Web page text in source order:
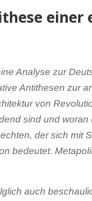
einer
Analyse zur
Antithesen zur
von
sind und woran
der sich mit
bedeutet.
auch